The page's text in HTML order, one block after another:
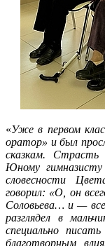
«Уже в первом
оратор» и был
сказкам. Страсть
Юному гимназисту
словесности
говорил: «О, он
Соловьева… и —
разглядел в
специально
благотворным